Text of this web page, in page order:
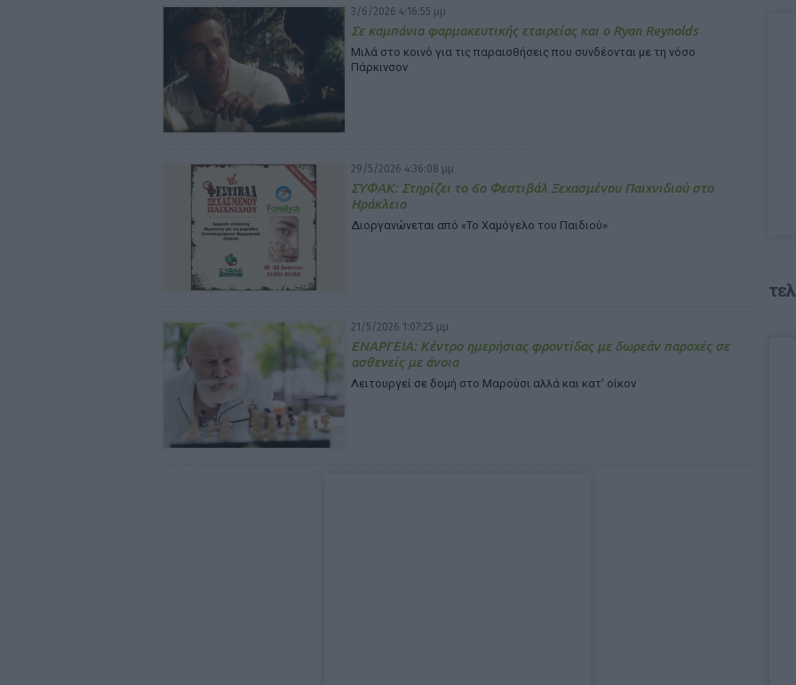
3/6/2026 4:16:55 μμ
Σε καμπάνια φαρμακευτικής εταιρείας και ο Ryan Reynolds
Μιλά στο κοινό για τις παραισθήσεις που συνδέονται με τη νόσο
Πάρκινσον
29/5/2026 4:36:08 μμ
ΣΥΦΑΚ: Στηρίζει το 6ο Φεστιβάλ Ξεχασμένου Παιχνιδιού στο
Ηράκλειο
Διοργανώνεται από «Το Χαμόγελο του Παιδιού»
21/5/2026 1:07:25 μμ
ΕΝΑΡΓΕΙΑ: Κέντρο ημερήσιας φροντίδας με δωρεάν παροχές σε
ασθενείς με άνοια
Λειτουργεί σε δομή στο Μαρούσι αλλά και κατ' οίκον